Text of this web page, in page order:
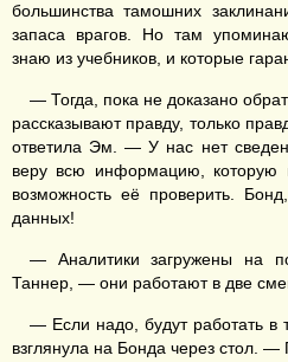
большинства тамошних
запаса врагов. Но там
знаю из учебников, и которые
— Тогда, пока не доказано
рассказывают правду, только
ответила Эм. — У нас нет
веру всю информацию, которую
возможность её проверить.
данных!
— Аналитики загружены на
Таннер, — они работают в две
— Если надо, будут работать
взглянула на Бонда через стол.